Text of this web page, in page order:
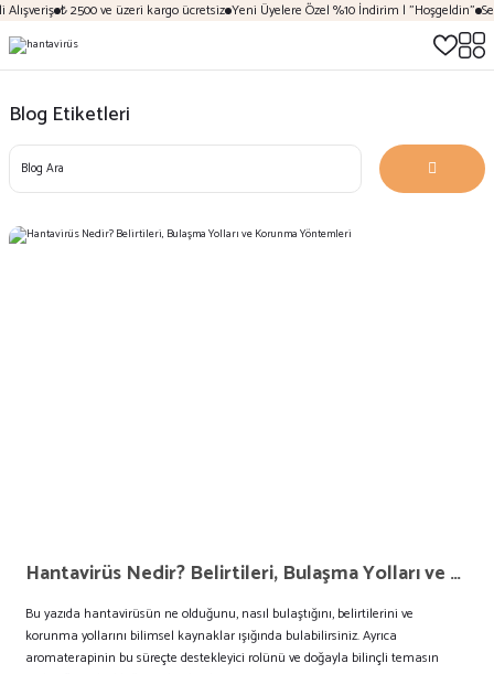
₺ 2500 ve üzeri kargo ücretsiz Yeni Üyelere Özel %10 İndirim | "Hoşgeldin"
Blog Etiketleri
Hantavirüs Nedir? Belirtileri, Bulaşma Yolları ve Korunma Yöntemleri
Bu yazıda hantavirüsün ne olduğunu, nasıl bulaştığını, belirtilerini ve
korunma yollarını bilimsel kaynaklar ışığında bulabilirsiniz. Ayrıca
aromaterapinin bu süreçte destekleyici rolünü ve doğayla bilinçli temasın